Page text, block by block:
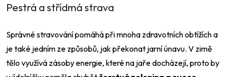
Pestrá a střídmá strava
Správné stravování pomáhá při mnoha zdravotních obtížích a
je také jedním ze způsobů, jak překonat jarní únavu. V zimě
tělo využívá zásoby energie, které na jaře docházejí, proto by